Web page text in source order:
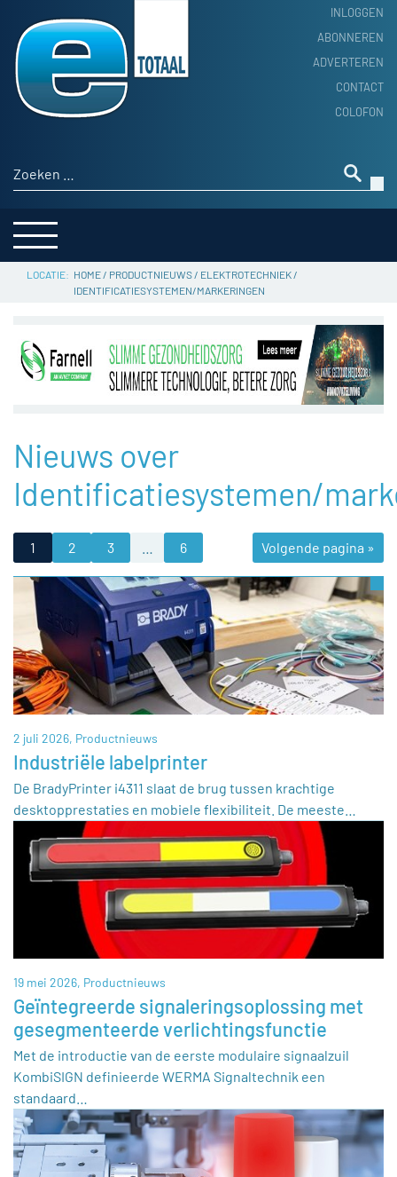
INLOGGEN
ABONNEREN
ADVERTEREN
CONTACT
COLOFON
Zoeken naar:
HOME
PRODUCTNIEUWS
ACHTERGROND
THEMA’S
SERVICE
HOME/ PRODUCTNIEUWS/ ELEKTROTECHNIEK/
IDENTIFICATIESYSTEMEN/MARKERINGEN
Nieuws over
Identificatiesystemen/
1 2 3 6 Volgende pagina »
2 juli 2026, Productnieuws
Industriële labelprinter
De BradyPrinter i4311 slaat de brug tussen krachtige
desktopprestaties en mobiele flexibiliteit. De meeste…
19 mei 2026, Productnieuws
Geïntegreerde signaleringsoplossing met
gesegmenteerde verlichtingsfunctie
Met de introductie van de eerste modulaire signaalzuil
KombiSIGN definieerde WERMA Signaltechnik een
standaard…